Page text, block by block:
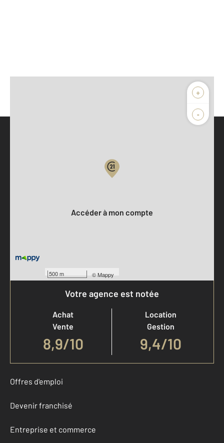
+
-
500 m ©Mappy
Accéder à mon compte
Votre agence est notée
Achat
Vente
8,9/10
Location
Gestion
9,4/10
Offres d'emploi
Devenir franchisé
Entreprise et commerce